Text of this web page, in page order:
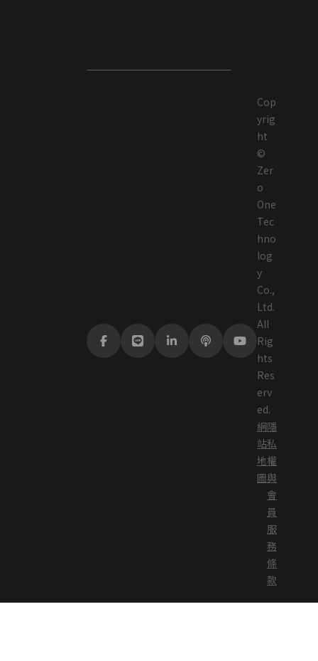
Cop
yrig
ht
©
Zer
o
One
Tec
hno
log
y
Co.,
Ltd.
All
Rig
hts
Res
erv
ed.
網
站
地
圖
隱
私
權
與
會
員
服
務
條
款